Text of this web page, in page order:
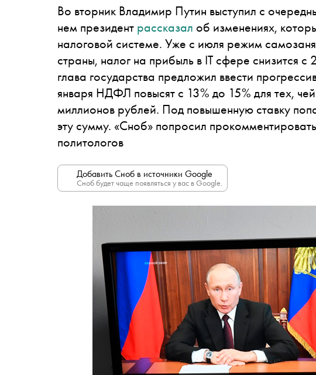
Во вторник Владимир Путин выступил с
нем президент рассказал об изменениях,
налоговой системе. Уже с июля режим
страны, налог на прибыль в IT сфере снизится
глава государства предложил ввести
января НДФЛ повысят с 13% до 15% для тех,
миллионов рублей. Под повышенную ставку
эту сумму. «Сноб» попросил
политологов
Добавить Сноб в источники Google
Сноб будет чаще появляться у вас в Google.